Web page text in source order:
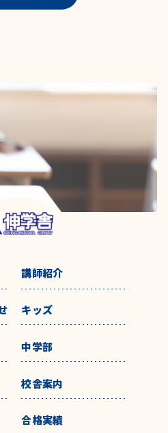
講師紹介
キッズ
中学部
校舎案内
合格実績